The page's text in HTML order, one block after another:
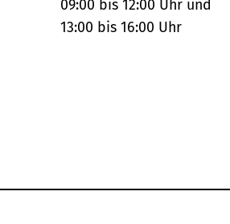
09:00 bis 12:00 Uhr und
13:00 bis 16:00 Uhr